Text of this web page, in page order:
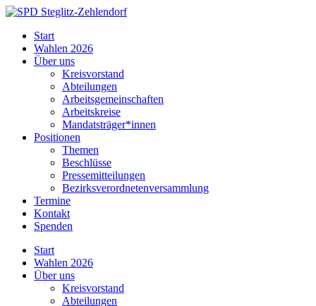
Skip
content
Steglitz-
Zehlendorf
Start
Wahlen 2026
Über uns
Kreisvorstand
Abteilungen
Arbeitsgemeinschaften
Arbeitskreise
Mandatsträger*innen
Positionen
Themen
Beschlüsse
Pressemitteilungen
Bezirksverordnetenversammlung
Termine
Kontakt
Spenden
Start
Wahlen 2026
Über uns
Kreisvorstand
Abteilungen